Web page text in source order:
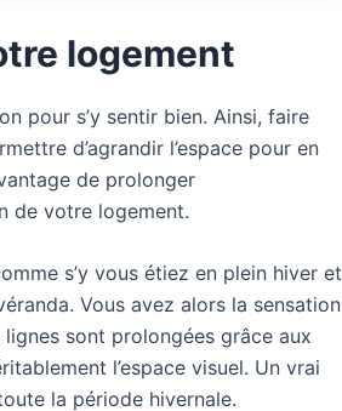
logement
pour s’y sentir bien. Ainsi, faire
d’agrandir l’espace pour en
de prolonger
de votre logement.
s’y vous étiez en plein hiver et
Vous avez alors la sensation
sont prolongées grâce aux
l’espace visuel. Un vrai
la période hivernale.